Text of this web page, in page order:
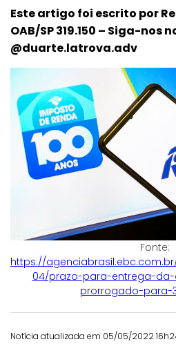
Este artigo foi escrito por
OAB/SP 319.150 – Siga-nos
@duarte.latrova.adv
Fonte:
https://
04/prazo-para-entrega-
prorrogado-para-
Notícia atualizada em 05/05/2022